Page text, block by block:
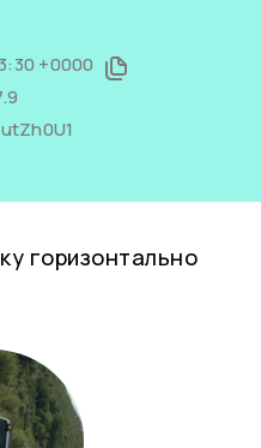
+0000
горизонтально